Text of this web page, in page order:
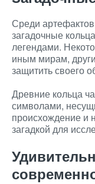
Среди
загадочные
легендами.
иным мирам,
защитить своего
Древние кольца
символами,
происхождение и
загадкой для